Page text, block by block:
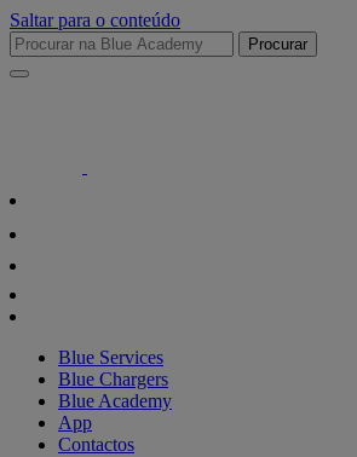
Saltar para o conteúdo
Procurar
Blue Services
Blue Chargers
Blue Academy
App
Contactos